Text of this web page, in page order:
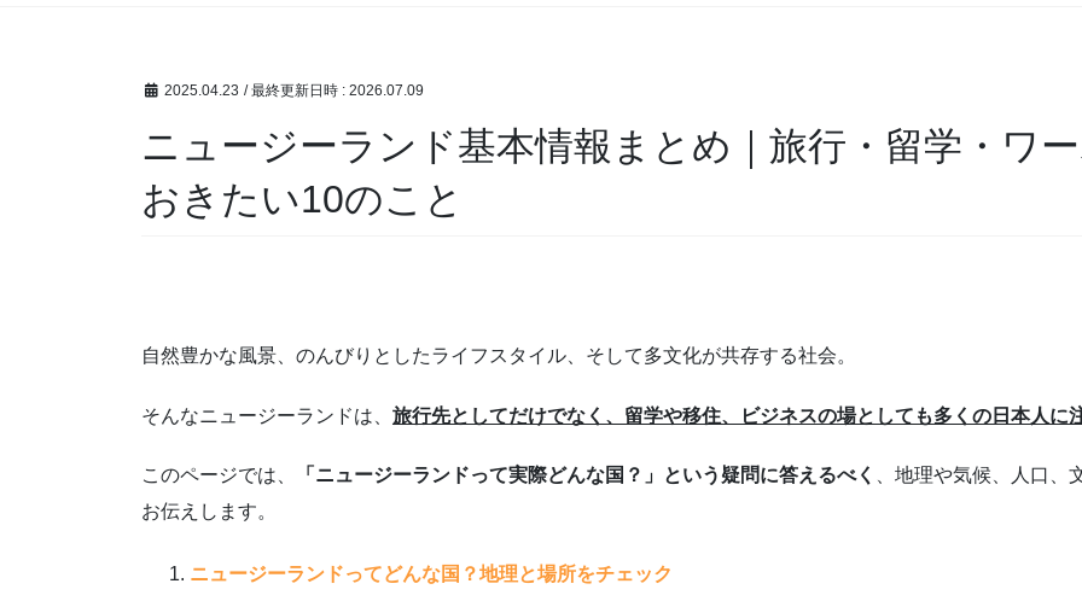
2025.04.23 / 最終更新日時 : 2026.07.09
ニュージーランド基本情報まとめ｜旅行・留学・ワ
おきたい10のこと
自然豊かな風景、のんびりとしたライフスタイル、そして多文化が共存する社会。
そんなニュージーランドは、 旅行先としてだけでなく、留学や移住、ビジネスの場としても多くの日本人に
このページでは、 「ニュージーランドって実際どんな国？」という疑問に答えるべく
、地理や気候、人口
お伝えします。
ニュージーランドってどんな国？地理と場所をチェック